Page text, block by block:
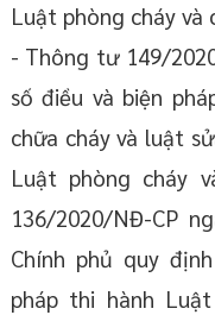
Luật phòng cháy và
- Thông tư 149/
số điều và biện
chữa cháy và luật
Luật phòng cháy
136/2020/NĐ-CP
Chính phủ quy
pháp thi hành